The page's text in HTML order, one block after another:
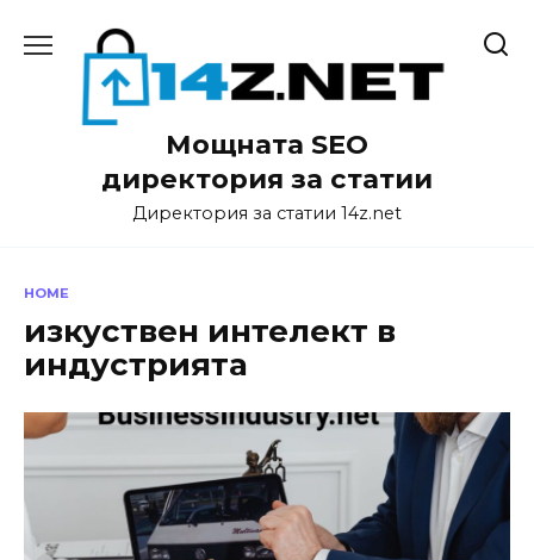
Мощната SEO
директория за статии
Директория за статии 14z.net
HOME
изкуствен интелект в
индустрията